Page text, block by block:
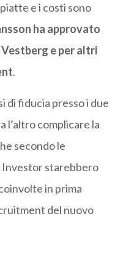
e i costi sono
ha approvato
Vestberg e per altri
.
di fiducia presso i due
l’altro complicare la
secondo le
starebbero
in prima
del nuovo